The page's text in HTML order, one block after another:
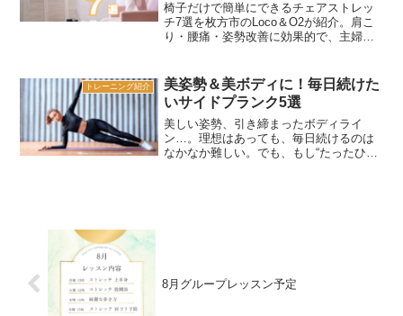
椅子だけで簡単にできるチェアストレッ
チ7選を枚方市のLoco＆O2が紹介。肩こ
り・腰痛・姿勢改善に効果的で、主婦・
ングアップにも最適。自宅でできるスト
レッチを探している方におすすめ。
トレーニング紹介
美姿勢＆美ボディに！毎日続けた
いサイドプランク5選
美しい姿勢、引き締まったボディライ
ン…。理想はあっても、毎日続けるのは
なかなか難しい。でも、もし“たったひと
8月グループレッスン予定